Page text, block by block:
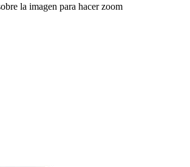
la imagen para hacer zoom